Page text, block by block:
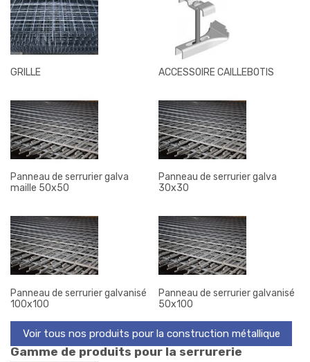
GRILLE ACCESSOIRE CAILLEBOTIS
Panneau de serrurier galva
maille 50x50
Panneau de serrurier galva
30x30
Panneau de serrurier galvanisé
100x100
Panneau de serrurier galvanisé
50x100
Voir tous nos produits pour la construction métallique
Gamme de produits pour la serrurerie